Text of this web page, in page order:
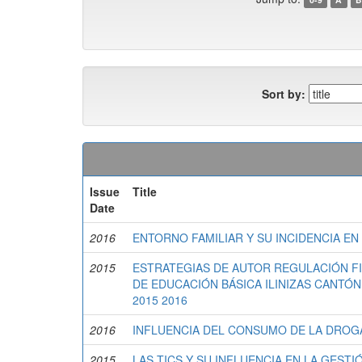
Sort by:
Issue
Date
Title
2016 ENTORNO FAMILIAR Y SU INCIDENCIA
2015
ESTRATEGIAS DE AUTOR REGULACIÓN
DE EDUCACIÓN BÁSICA ILINIZAS
2015 2016
2016 INFLUENCIA DEL CONSUMO DE LA